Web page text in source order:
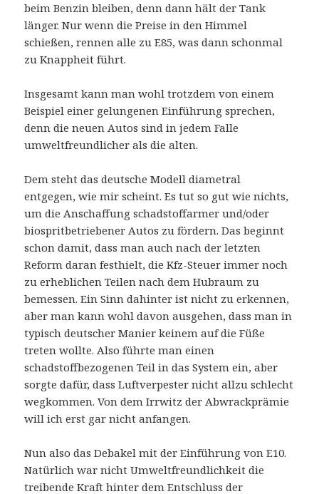
beim Benzin bleiben, denn dann hält der Tank
länger. Nur wenn die Preise in den Himmel
schießen, rennen alle zu E85, was dann schonmal
zu Knappheit führt.
Insgesamt kann man wohl trotzdem von einem
Beispiel einer gelungenen Einführung sprechen,
denn die neuen Autos sind in jedem Falle
umweltfreundlicher als die alten.
Dem steht das deutsche Modell diametral
entgegen, wie mir scheint. Es tut so gut wie nichts,
um die Anschaffung schadstoffarmer und/oder
biospritbetriebener Autos zu fördern. Das beginnt
schon damit, dass man auch nach der letzten
Reform daran festhielt, die Kfz-Steuer immer noch
zu erheblichen Teilen nach dem Hubraum zu
bemessen. Ein Sinn dahinter ist nicht zu erkennen,
aber man kann wohl davon ausgehen, dass man in
typisch deutscher Manier keinem auf die Füße
treten wollte. Also führte man einen
schadstoffbezogenen Teil in das System ein, aber
sorgte dafür, dass Luftverpester nicht allzu schlecht
wegkommen. Von dem Irrwitz der Abwrackprämie
will ich erst gar nicht anfangen.
Nun also das Debakel mit der Einführung von E10.
Natürlich war nicht Umweltfreundlichkeit die
treibende Kraft hinter dem Entschluss der